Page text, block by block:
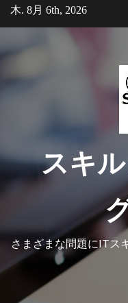
Skip
to
木. 8月 6th, 2026
スキ
さまざまな問題にITス